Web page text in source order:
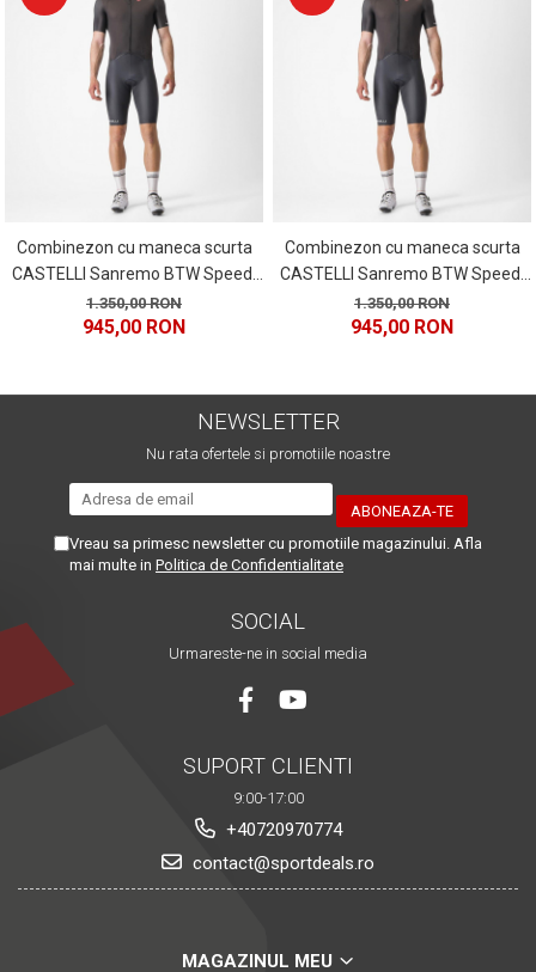
Combinezon cu maneca scurta
CASTELLI Sanremo BTW Speed,
negru, marime M
1.350,00 RON
945,00 RON
Combinezon cu maneca scurta
CASTELLI Sanremo BTW Speed,
negru, marime XL
1.350,00 RON
945,00 RON
NEWSLETTER
Nu rata ofertele si promotiile noastre
Vreau sa primesc newsletter cu promotiile magazinului. Afla
mai multe in Politica de Confidentialitate
SOCIAL
Urmareste-ne in social media
SUPORT CLIENTI
9:00-17:00
+40720970774
contact@sportdeals.ro
MAGAZINUL MEU